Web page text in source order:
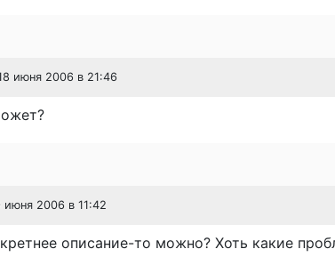
июня 2006 в 21:46
июня 2006 в 11:42
описание-то можно? Хоть какие